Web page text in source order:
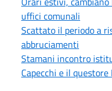
uffici comunali
Scattato il periodo a
abbruciamenti
Stamani incontro
Capecchi e il